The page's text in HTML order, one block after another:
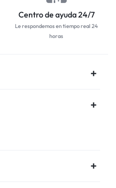
Centro de ayuda 24/7
Le respondemos en tiempo real 24
horas